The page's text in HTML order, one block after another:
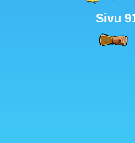
Sivu